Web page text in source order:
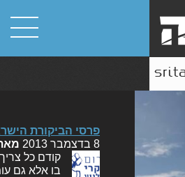
פרסי הביקורת הישראלית 2013:
8 בדצמבר 2013
קודם כל
בו אלא גם